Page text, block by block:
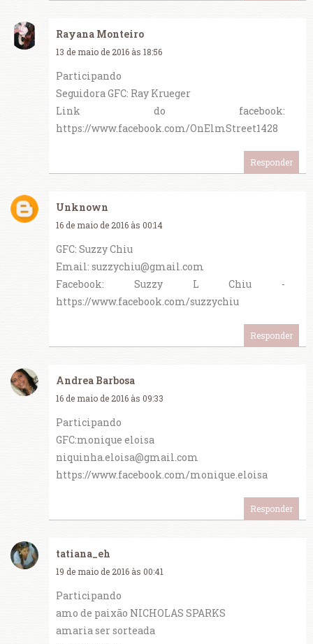
Rayana Monteiro
13 de maio de 2016 às 18:56
Participando
Seguidora GFC: Ray Krueger
Link do facebook:
https://www.facebook.com/OnElmStreet1428
Responder
Unknown
16 de maio de 2016 às 00:14
GFC: Suzzy Chiu
Email: suzzychiu@gmail.com
Facebook: Suzzy L Chiu -
https://www.facebook.com/suzzychiu
Responder
Andrea Barbosa
16 de maio de 2016 às 09:33
Participando
GFC:monique eloisa
niquinha.eloisa@gmail.com
https://www.facebook.com/monique.eloisa
Responder
tatiana_eh
19 de maio de 2016 às 00:41
Participando
amo de paixão NICHOLAS SPARKS
amaria ser sorteada